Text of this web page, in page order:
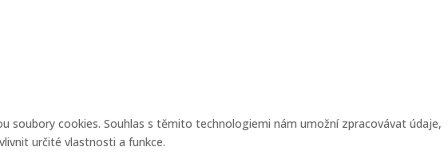
soubory cookies. Souhlas s těmito technologiemi nám umožní zpracovávat údaje,
určité vlastnosti a funkce.